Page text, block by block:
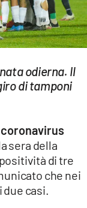
odierna. Il
di tamponi
sera della
di tre
che nei
casi.